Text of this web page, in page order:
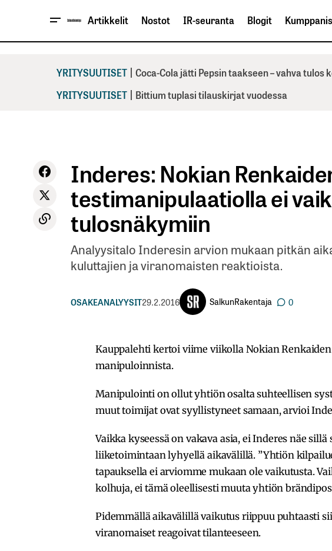
Artikkelit Nostot IR-seuranta Blogit
YRITYSUUTISET | Coca-Cola jätti Pepsin taakseen – vahva
YRITYSUUTISET | Bittium tuplasi tilauskirjat vuodessa
Inderes: Nokian
testimanipulaatiolla ei
tulosnäkymiin
Analyysitalo Inderesin arvion mukaan pitkän
kuluttajien ja viranomaisten reaktioista.
OSAKEANALYYSIT29.2.2016 SalkunRakentaja 0
Kauppalehti kertoi viime viikolla Nokian
manipuloinnista.
Manipulointi on ollut yhtiön osalta suhteellisen
muut toimijat ovat syyllistyneet samaan, arvioi
Vaikka kyseessä on vakava asia, ei Inderes näe
liiketoimintaan lyhyellä aikavälillä. ”Yhtiön
tapauksella ei arviomme mukaan ole vaikutusta.
kolhuja, ei tämä oleellisesti muuta yhtiön
Pidemmällä aikavälillä vaikutus riippuu puhtaasti
viranomaiset reagoivat tilanteeseen.